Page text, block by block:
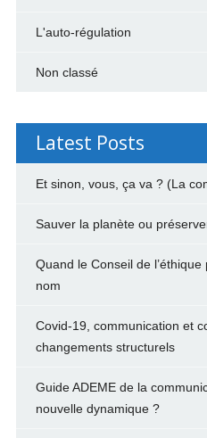
L'auto-régulation
Non classé
Latest Posts
Et sinon, vous, ça va ? (La
Sauver la planète ou
Quand le Conseil de
nom
Covid-19, communication et
changements structurels
Guide ADEME de la
nouvelle dynamique ?